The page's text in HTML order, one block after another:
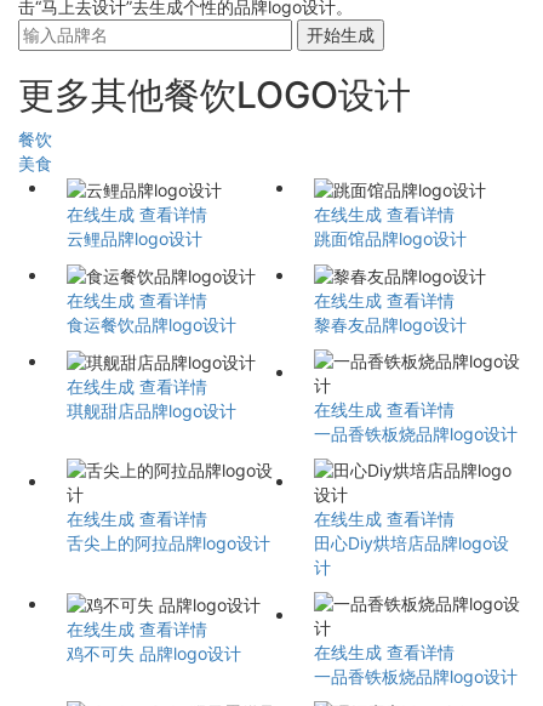
击“马上去设计”去生成个性的品牌logo设计。
开始生成
更多其他餐饮LOGO设计
餐饮
美食
在线生成 查看详情
云鲤品牌logo设计
在线生成 查看详情
跳面馆品牌logo设计
在线生成 查看详情
食运餐饮品牌logo设计
在线生成 查看详情
黎春友品牌logo设计
在线生成 查看详情
琪舰甜店品牌logo设计
在线生成 查看详情
一品香铁板烧品牌logo设计
在线生成 查看详情
舌尖上的阿拉品牌logo设计
在线生成 查看详情
田心Diy烘培店品牌logo设
计
在线生成 查看详情
鸡不可失 品牌logo设计
在线生成 查看详情
一品香铁板烧品牌logo设计